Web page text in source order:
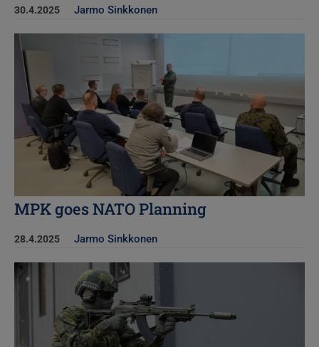
30.4.2025 Jarmo Sinkkonen
Kuva
MPK goes NATO Planning
28.4.2025 Jarmo Sinkkonen
Kuva